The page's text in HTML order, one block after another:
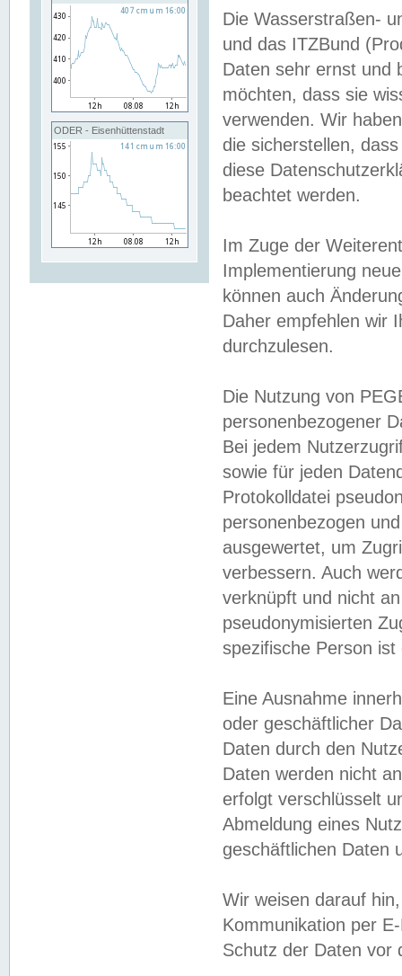
ODER - Eisenhüttenstadt
Die Wasserstraßen-
und das ITZBund
Daten sehr ernst und
möchten, dass sie
verwenden. Wir
die sicherstellen,
diese
beachtet werden.
Im Zuge der
Implementierung
können auch
Daher empfehlen wir
durchzulesen.
Die Nutzung von
personenbezogener
Bei jedem
sowie für jeden
Protokolldatei
personenbezogen
ausgewertet, um
verbessern. Auch
verknüpft und nicht
pseudonymisierten
spezifische Person
Eine Ausnahme
oder geschäftlicher
Daten durch den
Daten werden nicht
erfolgt verschlüsselt
Abmeldung eines
geschäftlichen Daten
Wir weisen darauf
Kommunikation per
Schutz der Daten vor